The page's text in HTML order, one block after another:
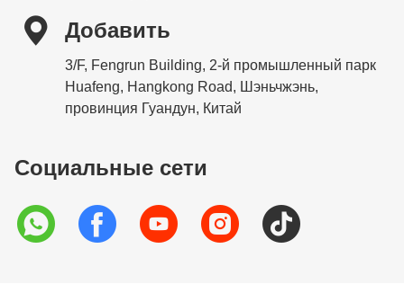
 Добавить
3/F, Fengrun Building, 2-й промышленный парк
Huafeng, Hangkong Road, Шэньчжэнь,
провинция Гуандун, Китай
Социальные сети